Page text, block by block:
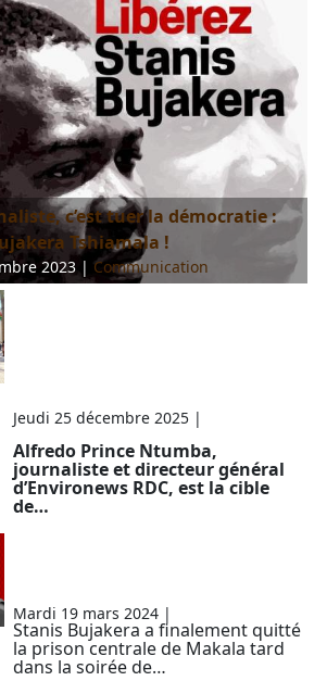
c’est tuer la démocratie :
Tshiamala !
2023 | Communication
Jeudi 25 décembre 2025 |
Alfredo Prince Ntumba,
journaliste et directeur général
d’Environews RDC, est la cible
de…
Mardi 19 mars 2024 |
Stanis Bujakera a finalement quitté
la prison centrale de Makala tard
dans la soirée de…